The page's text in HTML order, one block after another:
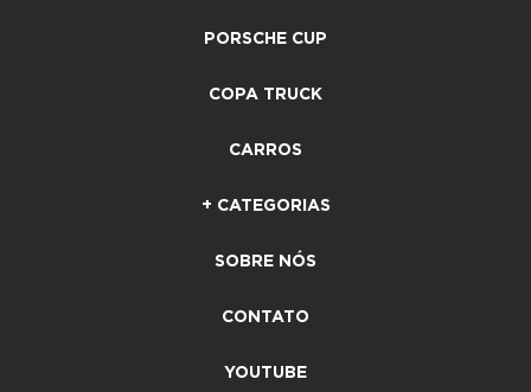
PORSCHE CUP
COPA TRUCK
CARROS
+ CATEGORIAS
SOBRE NÓS
CONTATO
YOUTUBE